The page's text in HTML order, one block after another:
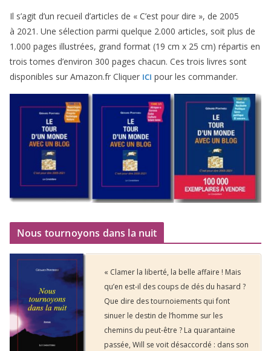
Il s’agit d’un recueil d’ar­ticles de « C’est pour dire », de 2005
à 2021 . Une sélec­tion par­mi quelque 2.000 articles, soit plus de
1 .000 pages illus­trées, grand for­mat (19 cm x 25 cm) répar­tis en
trois tomes d’environ 300 pages cha­cun. Ces trois livres sont
dis­po­nibles sur Amazon​.fr Cliquer ICI pour les commander.
Nous tournoyons dans la nuit
« Clamer la liberté, la belle affaire ! Mais
qu’en est-il des coups de dés du hasard ?
Que dire des tournoiements qui font
sinuer le destin de l’homme sur les
chemins du peut-être ? La quarantaine
passée, Will se voit désaccordé : dans son